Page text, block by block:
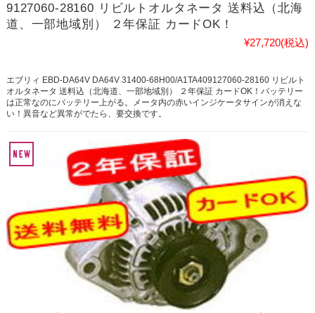
9127060-28160 リビルトオルタネータ 送料込（北海
道、一部地域別） ２年保証 カードOK！
¥27,720(税込)
エブリィ EBD-DA64V DA64V 31400-68H00/A1TA409127060-28160 リビルト
オルタネータ 送料込（北海道、一部地域別） ２年保証 カードOK！バッテリー
は正常なのにバッテリー上がる。メータ内の赤いインジケータサインが消えな
い！異音など異常がでたら、要交換です。